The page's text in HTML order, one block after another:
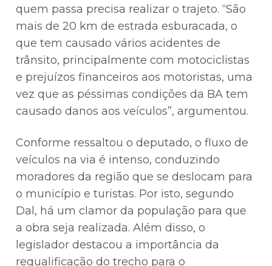
quem passa precisa realizar o trajeto. “São
mais de 20 km de estrada esburacada, o
que tem causado vários acidentes de
trânsito, principalmente com motociclistas
e prejuízos financeiros aos motoristas, uma
vez que as péssimas condições da BA tem
causado danos aos veículos”, argumentou.
Conforme ressaltou o deputado, o fluxo de
veículos na via é intenso, conduzindo
moradores da região que se deslocam para
o município e turistas. Por isto, segundo
Dal, há um clamor da população para que
a obra seja realizada. Além disso, o
legislador destacou a importância da
requalificação do trecho para o